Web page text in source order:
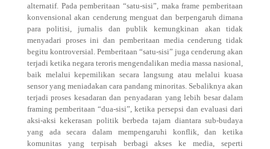
alternatif. Pada pemberitaan “satu-sisi”, maka frame pemberitaan
konvensional akan cenderung menguat dan berpengaruh dimana
para politisi, jurnalis dan publik kemungkinan akan tidak
menyadari proses ini dan pemberitaan media cenderung tidak
begitu kontroversial. Pemberitaan “satu-sisi” juga cenderung akan
terjadi ketika negara teroris mengendalikan media massa nasional,
baik melalui kepemilikan secara langsung atau melalui kuasa
sensor yang meniadakan cara pandang minoritas. Sebaliknya akan
terjadi proses kesadaran dan penyadaran yang lebih besar dalam
framing pemberitaan “dua-sisi”, ketika persepsi dan evaluasi dari
aksi-aksi kekerasan politik berbeda tajam diantara sub-budaya
yang ada secara dalam mempengaruhi konflik, dan ketika
komunitas yang terpisah berbagi akses ke media, seperti